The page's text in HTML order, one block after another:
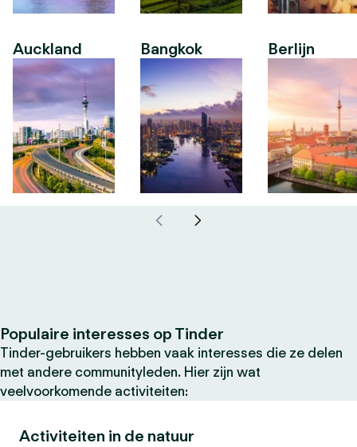
Auckland Bangkok Berlijn
Populaire interesses op Tinder
Tinder-gebruikers hebben vaak interesses die ze delen
met andere communityleden. Hier zijn wat
veelvoorkomende activiteiten:
Activiteiten in de natuur